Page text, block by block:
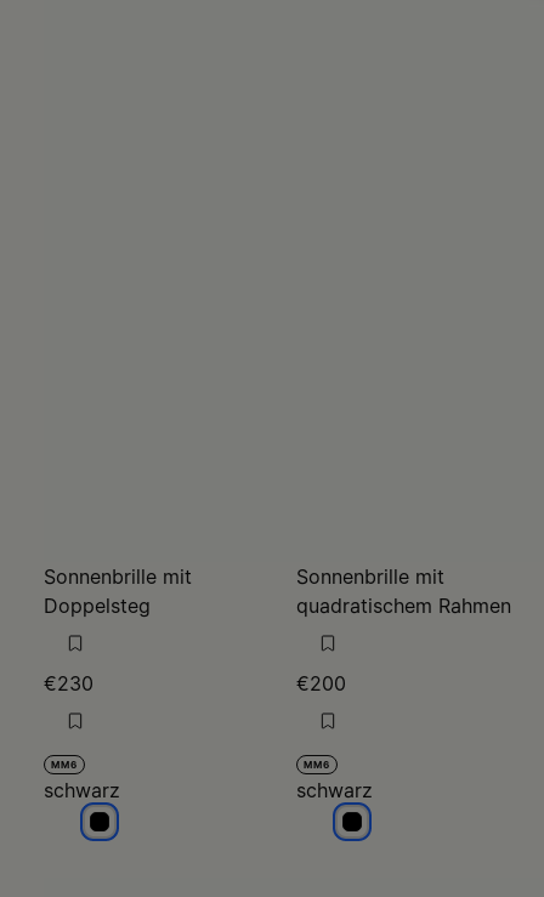
Sonnenbrille mit
Doppelsteg
€230
MM6
schwarz
schwarz
Sonnenbrille mit
quadratischem Rahmen
€200
MM6
schwarz
schwarz